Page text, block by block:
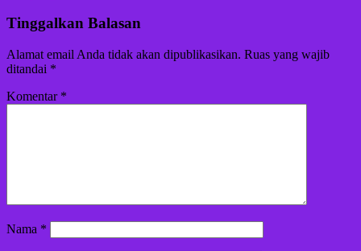
Tinggalkan Balasan
Alamat email Anda tidak akan dipublikasikan. Ruas yang wajib
ditandai *
Komentar *
Nama *